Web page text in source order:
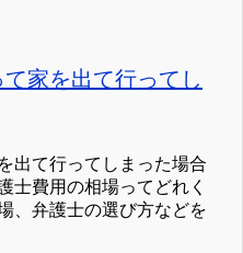
家を出て行ってし
出て行ってしまった場合
士費用の相場ってどれく
、弁護士の選び方などを